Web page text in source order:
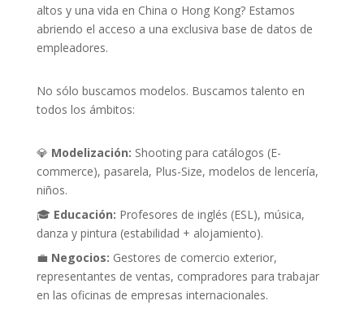
altos y una vida en China o Hong Kong? Estamos
abriendo el acceso a una exclusiva base de datos de
empleadores.
No sólo buscamos modelos. Buscamos talento en
todos los ámbitos:
💎 Modelización: Shooting para catálogos (E-
commerce), pasarela, Plus-Size, modelos de lencería,
niños.
🎓 Educación: Profesores de inglés (ESL), música,
danza y pintura (estabilidad + alojamiento).
💼 Negocios: Gestores de comercio exterior,
representantes de ventas, compradores para trabajar
en las oficinas de empresas internacionales.